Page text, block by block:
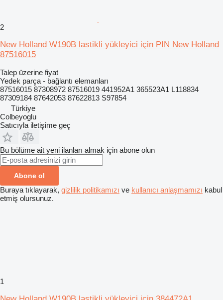
2
New Holland W190B lastikli yükleyici için PIN New Holland
87516015
Talep üzerine fiyat
Yedek parça - bağlantı elemanları
87516015 87308972 87516019 441952A1 365523A1 L118834
87309184 87642053 87622813 S97854
Türkiye
Colbeyoglu
Satıcıyla iletişime geç
Bu bölüme ait yeni ilanları almak için abone olun
Abone ol
Buraya tıklayarak, gizlilik politikamızı ve kullanıcı anlaşmamızı kabul
etmiş olursunuz.
1